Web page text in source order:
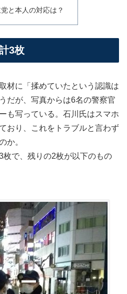
と本人の対応は？
3枚
材に「揉めていたという認識は
だが、写真からは6名の警察官
も写っている。石川氏はスマホ
おり、これをトラブルと言わず
か。
で、残りの2枚が以下のもの